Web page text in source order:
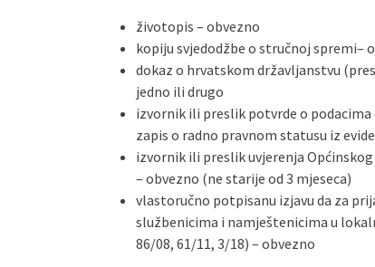
životopis – obvezno
kopiju svjedodžbe o stručnoj spremi–
dokaz o hrvatskom državljanstvu
jedno ili drugo
izvornik ili preslik potvrde o
zapis o radno pravnom statusu iz
izvornik ili preslik uvjerenja
– obvezno (ne starije od 3 mjeseca)
vlastoručno potpisanu izjavu da za
službenicima i namještenicima u
86/08, 61/11, 3/18) – obvezno